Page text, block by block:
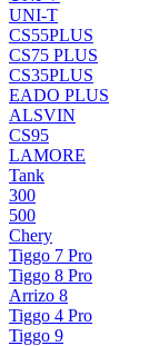
UNI-T
CS55PLUS
CS75 PLUS
CS35PLUS
EADO PLUS
ALSVIN
CS95
LAMORE
Tank
300
500
Chery
Tiggo 7 Pro
Tiggo 8 Pro
Arrizo 8
Tiggo 4 Pro
Tiggo 9